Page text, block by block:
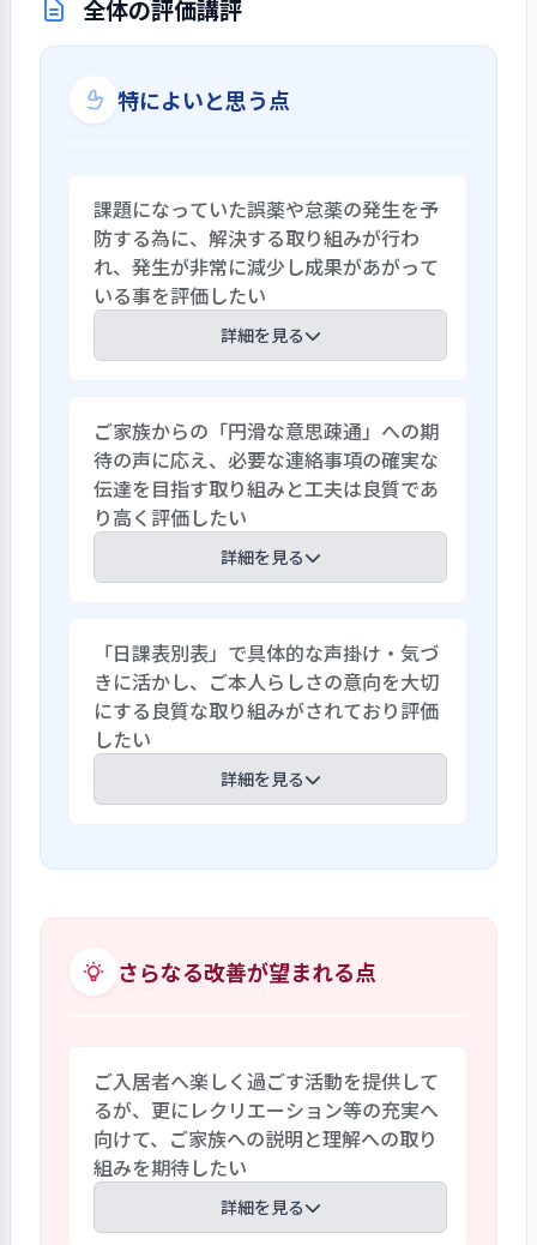
全体の評価講評
特によいと思う点
課題になっていた誤薬や怠薬の発生を予
防する為に、解決する取り組みが行わ
れ、発生が非常に減少し成果があがって
いる事を評価したい
詳細を見る
を改訂している。調剤薬局と職員の連携
で服薬管理を行っている。服薬管理一覧表
前の個人引き出しへ、調剤薬局が処方箋
をもとに２週間分の薬をチェックし配薬
している。以前の夜勤職員から日勤職員
へ担当変更し、時間帯に色分けした朝・
配薬している。服薬時は時間帯の色別・
ご入居者の名前・日付をチェックし提示
している。最終チェックは空袋を確認し
印を押す仕組みを以前同様に継続してい
る。昨年の改善点に対しマニュアルの改
訂に取り組む姿勢と成果を評価したい。
ご家族からの「円滑な意思疎通」への期
待の声に応え、必要な連絡事項の確実な
伝達を目指す取り組みと工夫は良質であ
り高く評価したい
詳細を見る
の要望を受け面会簿を個別ファイル方式
に変更した。面会簿には個別計画書見直
し時の意向記入書面や出来上がった個別
計画書の内容確認と同意、郵便物や健康
診断書等の受け渡しにも活用、面会は笑
顔で歓迎の意を表しご入居者の様子を伝
すい環境に配慮しているが、この面会簿
る。更に預り金の収支も記載、ご家族が
に繋げている。意向を改善と信頼構築に
「日課表別表」で具体的な声掛け・気づ
きに活かし、ご本人らしさの意向を大切
にする良質な取り組みがされており評価
したい
詳細を見る
載、裏面の「日課表別表」にはご本人ら
れ、具体的なケアを実施する際の「声掛
寝時はベッドサイドに○○を置く”等、細
かく記載され、それぞれの声掛けのタイ
ミングや成功例、失敗例が記載されてい
る。職員はこれらを情報共有し声掛けの
大切さ、気づきに活かす良質な取り組み
がされており評価したい。
さらなる改善が望まれる点
ご入居者へ楽しく過ごす活動を提供して
るが、更にレクリエーション等の充実へ
向けて、ご家族への説明と理解への取り
組みを期待したい
詳細を見る